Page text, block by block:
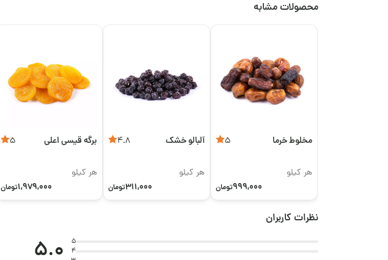
محصولات مشابه
مخلوط خرما 5
هر کیلو
999,000تومان
آلبالو خشک 4.8
هر کیلو
311,000تومان
برگه قیسی اعلی 5
هر کیلو
1,979,000تومان
نظرات کاربران
5
4
5.0